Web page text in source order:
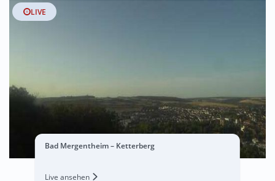
LIVE
Bad Mergentheim – Ketterberg
Live ansehen